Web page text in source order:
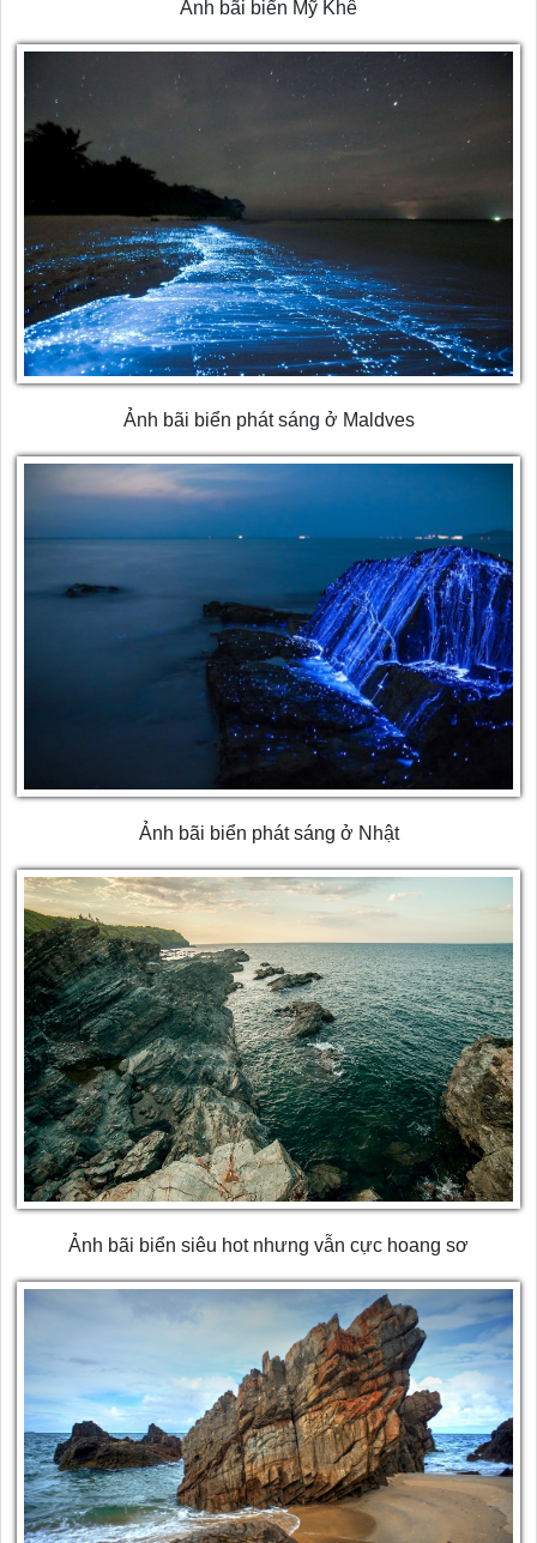
Ảnh bãi biển Mỹ Khê
Ảnh bãi biển phát sáng ở Maldves
Ảnh bãi biển phát sáng ở Nhật
Ảnh bãi biển siêu hot nhưng vẫn cực hoang sơ